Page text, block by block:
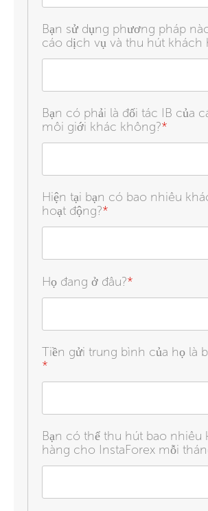
Bạn sử dụng phương pháp
cáo dịch vụ và thu hút khách
Bạn có phải là đối tác IB của
môi giới khác không?*
Hiện tại bạn có bao nhiêu
hoạt động?*
Họ đang ở đâu?*
Tiền gửi trung bình của họ là
*
Bạn có thể thu hút bao nhiêu
hàng cho InstaForex mỗi